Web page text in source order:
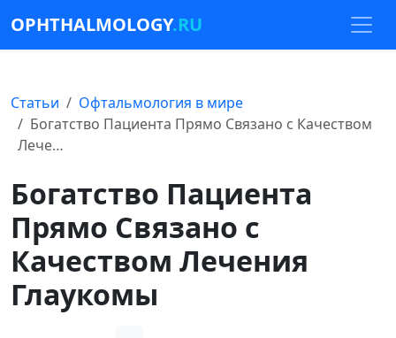
OPHTHALMOLOGY.RU
Статьи
Офтальмология в мире
Богатство Пациента Прямо Связано с Качеством
Лече…
Богатство Пациента
Прямо Связано с
Качеством Лечения
Глаукомы